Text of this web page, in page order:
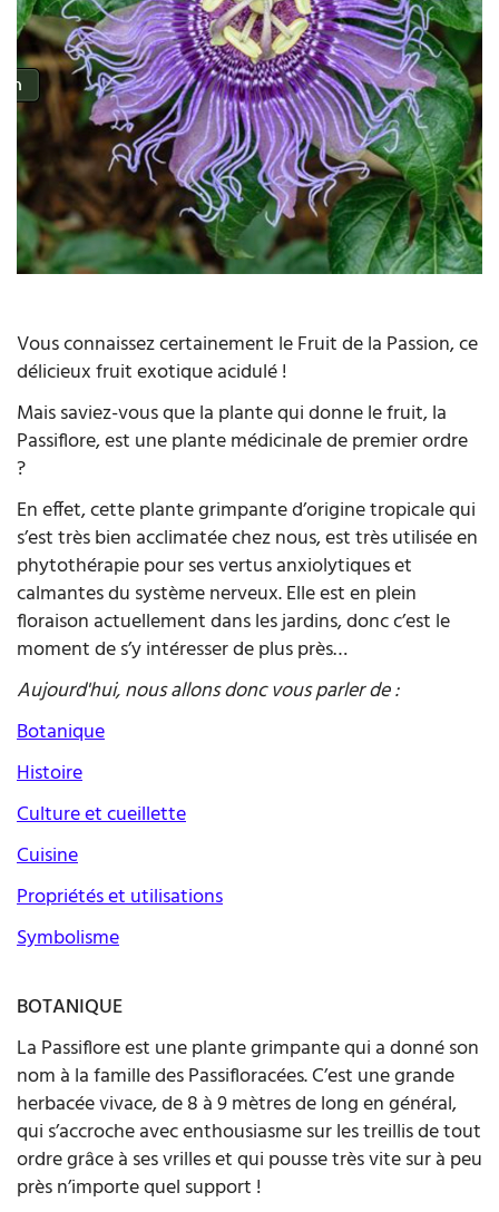
Vous connaissez certainement le Fruit de la Passion, ce
délicieux fruit exotique acidulé !
Mais saviez-vous que la plante qui donne le fruit, la
Passiflore, est une plante médicinale de premier ordre
?
En effet, cette plante grimpante d’origine tropicale qui
s’est très bien acclimatée chez nous, est très utilisée en
phytothérapie pour ses vertus anxiolytiques et
calmantes du système nerveux. Elle est en plein
floraison actuellement dans les jardins, donc c’est le
moment de s’y intéresser de plus près…
Aujourd'hui, nous allons donc vous parler de :
Botanique
Histoire
Culture et cueillette
Cuisine
Propriétés et utilisations
Symbolisme
BOTANIQUE
La Passiflore est une plante grimpante qui a donné son
nom à la famille des Passifloracées. C’est une grande
herbacée vivace, de 8 à 9 mètres de long en général,
qui s’accroche avec enthousiasme sur les treillis de tout
ordre grâce à ses vrilles et qui pousse très vite sur à peu
près n’importe quel support !